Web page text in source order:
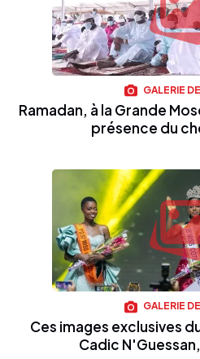
GALERIE
Ramadan, à la Grande
présence du
GALERIE
Ces images exclusives
Cadic